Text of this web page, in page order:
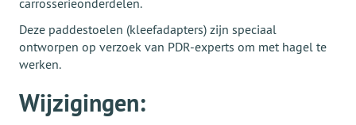
carrosserieonderdelen.
Deze paddestoelen (kleefadapters) zijn speciaal
ontworpen op verzoek van PDR-experts om met hagel te
werken.
Wijzigingen: